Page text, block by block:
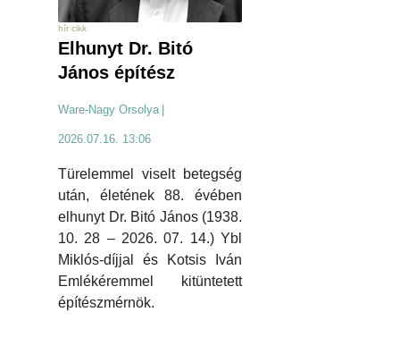
hír cikk
Elhunyt Dr. Bitó
János építész
Ware-Nagy Orsolya |
2026.07.16. 13:06
Türelemmel viselt betegség
után, életének 88. évében
elhunyt Dr. Bitó János (1938.
10. 28 – 2026. 07. 14.) Ybl
Miklós-díjjal és Kotsis Iván
Emlékéremmel kitüntetett
építészmérnök.